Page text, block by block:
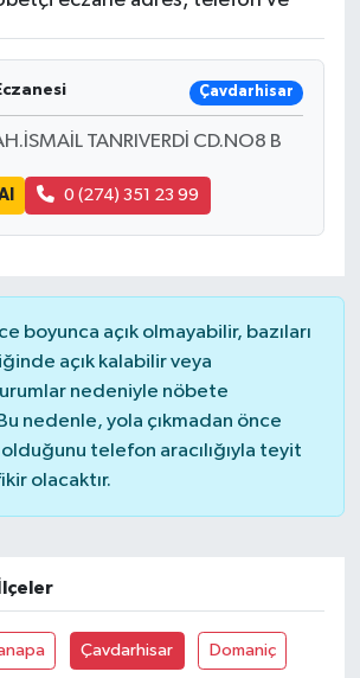
Çavdarhisar
TANRIVERDİ CD.NO8 B
0 (274) 351 23 99
boyunca açık olmayabilir, bazıları
açık kalabilir veya
nedeniyle nöbete
nedenle, yola çıkmadan önce
telefon aracılığıyla teyit
olacaktır.
Çavdarhisar Domaniç